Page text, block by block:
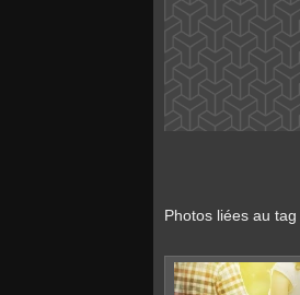
Photos liées au tag